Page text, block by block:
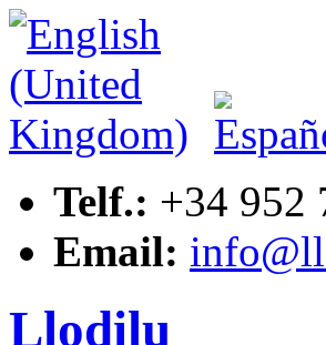
Telf.: +34 952
Email:
Llodilu